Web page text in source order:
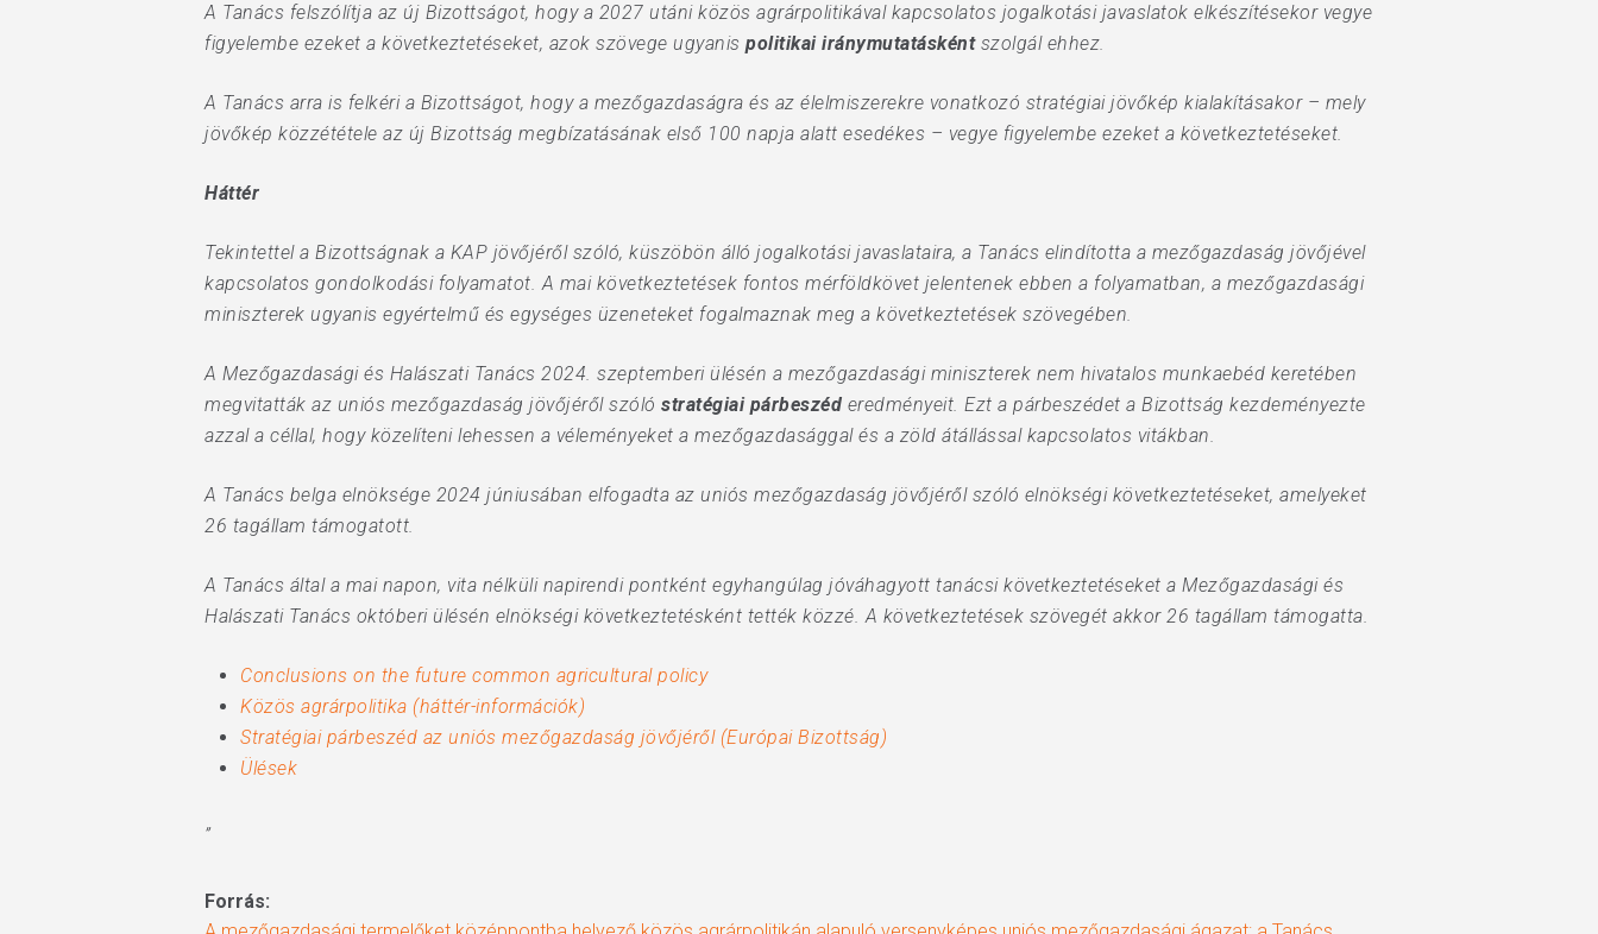
A Tanács felszólítja az új Bizottságot, hogy a 2027 utáni közös agrárpolitikával kapcsolatos jogalkotási javaslatok elkészítésekor vegye
figyelembe ezeket a következtetéseket, azok szövege ugyanis politikai iránymutatáskéntszolgál ehhez.
A Tanács arra is felkéri a Bizottságot, hogy a mezőgazdaságra és az élelmiszerekre vonatkozó stratégiai jövőkép kialakításakor – mely
jövőkép közzététele az új Bizottság megbízatásának első 100 napja alatt esedékes – vegye figyelembe ezeket a következtetéseket.
Háttér
Tekintettel a Bizottságnak a KAP jövőjéről szóló, küszöbön álló jogalkotási javaslataira, a Tanács elindította a mezőgazdaság jövőjével
kapcsolatos gondolkodási folyamatot. A mai következtetések fontos mérföldkövet jelentenek ebben a folyamatban, a mezőgazdasági
miniszterek ugyanis egyértelmű és egységes üzeneteket fogalmaznak meg a következtetések szövegében.
A Mezőgazdasági és Halászati Tanács 2024. szeptemberi ülésén a mezőgazdasági miniszterek nem hivatalos munkaebéd keretében
megvitatták az uniós mezőgazdaság jövőjéről szóló stratégiai párbeszéd eredményeit. Ezt a párbeszédet a Bizottság kezdeményezte
azzal a céllal, hogy közelíteni lehessen a véleményeket a mezőgazdasággal és a zöld átállással kapcsolatos vitákban.
A Tanács belga elnöksége 2024 júniusában elfogadta az uniós mezőgazdaság jövőjéről szóló elnökségi következtetéseket, amelyeket
26 tagállam támogatott.
A Tanács által a mai napon, vita nélküli napirendi pontként egyhangúlag jóváhagyott tanácsi következtetéseket a Mezőgazdasági és
Halászati Tanács októberi ülésén elnökségi következtetésként tették közzé. A következtetések szövegét akkor 26 tagállam támogatta.
Conclusions on the future common agricultural policy
Közös agrárpolitika (háttér-információk)
Stratégiai párbeszéd az uniós mezőgazdaság jövőjéről (Európai Bizottság)
Ülések
”
Forrás: